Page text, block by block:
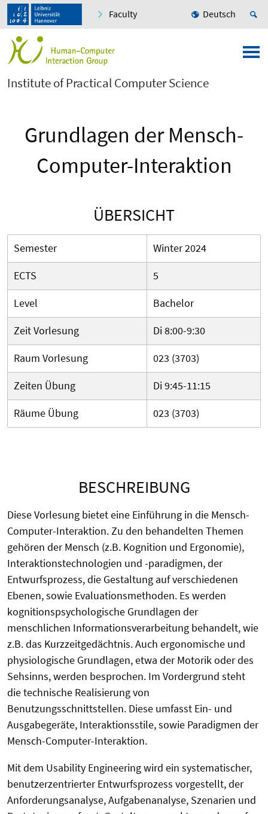
Faculty Deutsch
Institute of Practical Computer Science
Grundlagen der Mensch-
Computer-Interaktion
ÜBERSICHT
Semester
Winter 2024
ECTS
5
Level
Bachelor
Zeit Vorlesung
Di 8:00-9:30
Raum Vorlesung
023 (3703)
Zeiten Übung
Di 9:45-11:15
Räume Übung
023 (3703)
BESCHREIBUNG
Diese Vorlesung bietet eine Einführung in die Mensch-
Computer-Interaktion. Zu den behandelten Themen
gehören der Mensch (z.B. Kognition und Ergonomie),
Interaktionstechnologien und -paradigmen, der
Entwurfsprozess, die Gestaltung auf verschiedenen
Ebenen, sowie Evaluationsmethoden. Es werden
kognitionspsychologische Grundlagen der
menschlichen Informationsverarbeitung behandelt, wie
z.B. das Kurzzeitgedächtnis. Auch ergonomische und
physiologische Grundlagen, etwa der Motorik oder des
Sehsinns, werden besprochen. Im Vordergrund steht
die technische Realisierung von
Benutzungsschnittstellen. Diese umfasst Ein- und
Ausgabegeräte, Interaktionsstile, sowie Paradigmen der
Mensch-Computer-Interaktion.
Mit dem Usability Engineering wird ein systematischer,
benutzerzentrierter Entwurfsprozess vorgestellt, der
Anforderungsanalyse, Aufgabenanalyse, Szenarien und